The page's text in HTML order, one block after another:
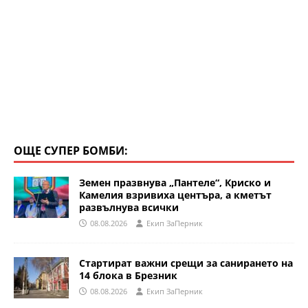
ОЩЕ СУПЕР БОМБИ:
Земен празвнува „Пантеле“, Криско и
Камелия взривиха центъра, а кметът
развълнува всички
08.08.2026 Eкип ЗаПерник
Стартират важни срещи за санирането на
14 блока в Брезник
08.08.2026 Eкип ЗаПерник